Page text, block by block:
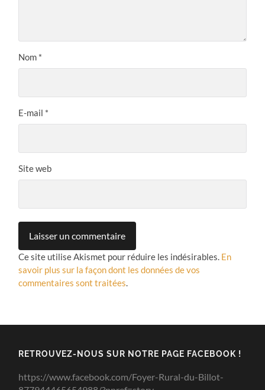
Nom *
E-mail *
Site web
Ce site utilise Akismet pour réduire les indésirables. En
savoir plus sur la façon dont les données de vos
commentaires sont traitées.
RETROUVEZ-NOUS SUR NOTRE PAGE FACEBOOK !
https://www.facebook.com/Foyer-Rural-du-Billot-